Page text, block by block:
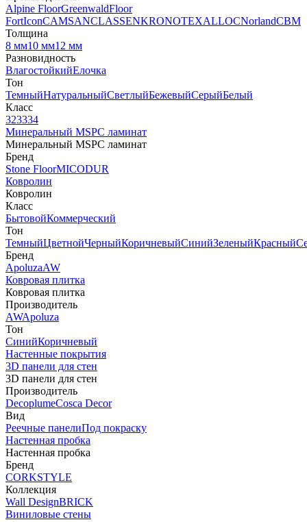
Alpine FloorGreenwaldFloor
FortIconCAMSANCLASSENKRONOTEXALLOCNorlandCBM
Толщина
8 мм10 мм12 мм
Разновидность
ВлагостойкийЕлочка
Тон
ТемныйНатуральныйСветлыйБежевыйСерыйБелый
Класс
323334
Минеральный MSPC ламинат
Минеральный MSPC ламинат
Бренд
Stone FloorMICODUR
Ковролин
Ковролин
Класс
БытовойКоммерческий
Тон
ТемныйЦветнойЧерныйКоричневыйСинийЗеленыйКрасный
Бренд
ApoluzaAW
Ковровая плитка
Ковровая плитка
Производитель
AWApoluza
Тон
СинийКоричневый
Настенные покрытия
3D панели для стен
3D панели для стен
Производитель
DecoplumeCosca Decor
Вид
Реечные панелиПод покраску
Настенная пробка
Настенная пробка
Бренд
CORKSTYLE
Коллекция
Wall DesignBRICK
Виниловые стены